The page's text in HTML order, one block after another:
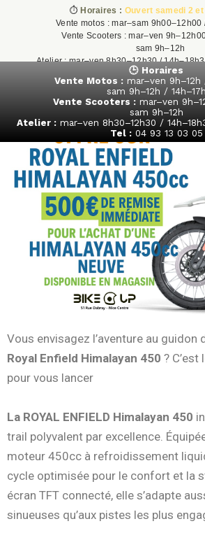
🕒 Horaires
Vente Motos : mar–ven 9h–12h
sam 9h–12h / 14h–17h
Vente Scooters : mar–ven
sam 9h–12h
Atelier : mar–ven 8h30–12h30 /
Tel :04 93 13 03 05
⏱️ Horaires : Ouvert samedi 2
Vente motos : mar–sam
Vente Scooters : mar–ven
sam 9h–12h
Atelier : mar–ven 8h30–12h30 /
Tel : 04 93 13 03 05
Vous envisagez l’aventure au guidon
Royal Enfield Himalayan 450 ?
pour vous lancer
La ROYAL ENFIELD Himalayan 450
trail polyvalent par excellence.
moteur 450cc à refroidissement
cycle optimisée pour le confort et la
écran TFT connecté, elle s’adapte
sinueuses qu’aux pistes les plus